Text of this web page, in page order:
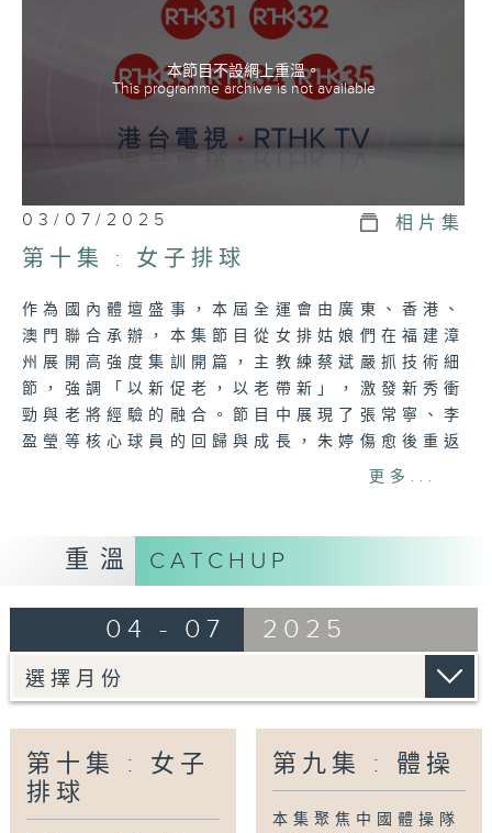
員直面挑戰的堅持與勇氣。
本節目不設網上重溫。
This programme archive is not available
03/07/2025 相片集
第十集 : 女子排球
作為國內體壇盛事，本屆全運會由廣東、香港、
澳門聯合承辦，本集節目從女排姑娘們在福建漳
州展開高強度集訓開篇，主教練蔡斌嚴抓技術細
節，強調「以新促老，以老帶新」，激發新秀衝
勁與老將經驗的融合。節目中展現了張常寧、李
盈瑩等核心球員的回歸與成長，朱婷傷愈後重返
賽場，與隊友重燃默契；吳夢潔等00後新星加
時絕地反擊，以頑強意志詮釋中國女排精神。節
目中還展望了天津、江蘇等省隊的全運爭冠潛
主地位，江蘇隊則坐擁張常寧、龔翔宇等明星陣
容。隨著朱婷領銜河南隊蓄勢待發，全運會賽場
即將見證新一代女排的拼搏與傳承。正如郎平所
言：「女排精神是竭盡全力，永不言棄。」期待
女將們在2025年全運會上綻放光芒。
Tag: 粵港澳,女子排球,排球
更多...
重溫 CATCHUP
04 - 07 2025
第十集 : 女子
排球
第九集 : 體操
本集聚焦中國體操隊